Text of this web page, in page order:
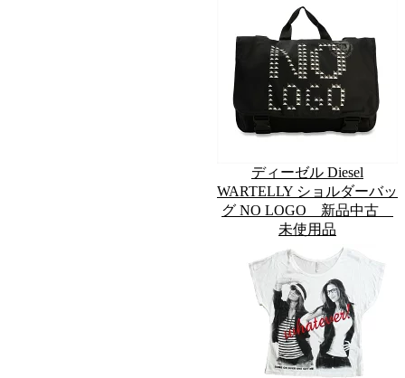
ディーゼル Diesel
WARTELLY ショルダーバッ
グ NO LOGO 新品中古
未使用品